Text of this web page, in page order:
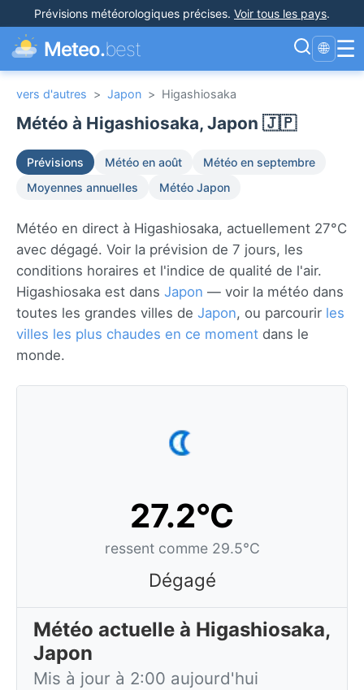
Prévisions météorologiques précises. Voir tous les pays.
Meteo.best 🌐 ☰
vers d'autres > Japon > Higashiosaka
Météo à Higashiosaka, Japon 🇯🇵
Prévisions Météo en août
Météo en septembre
Moyennes annuelles
Météo Japon
Météo en direct à Higashiosaka, actuellement 27°C
avec dégagé. Voir la prévision de 7 jours, les
conditions horaires et l'indice de qualité de l'air.
Higashiosaka est dans Japon — voir la météo dans
toutes les grandes villes de Japon, ou parcourir les
villes les plus chaudes en ce moment dans le
monde.
27.2°C
ressent comme 29.5°C
Dégagé
Météo actuelle à Higashiosaka,
Japon
Mis à jour à 2:00 aujourd'hui